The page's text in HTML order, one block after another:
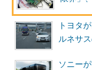
トヨタ
ルネサ
ソニー